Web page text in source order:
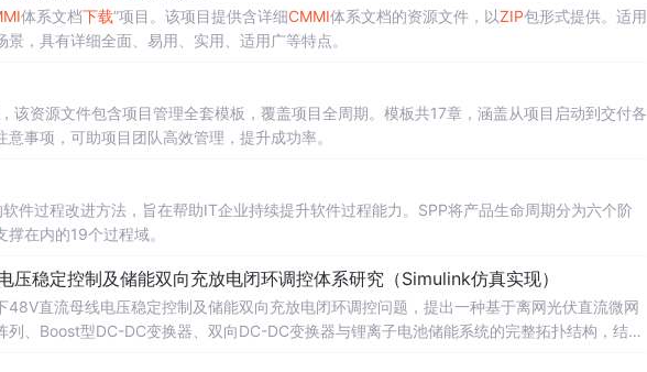
体系文档下载”项目。该项目提供含详细CMMI体系文档的资源文件，以ZIP包形式提供。适用
景，具有详细全面、易用、实用、适用广等特点。
该资源文件包含项目管理全套模板，覆盖项目全周期。模板共17章，涵盖从项目启动到交付各
事项，可助项目团队高效管理，提升成功率。
软件过程改进方法，旨在帮助IT企业持续提升软件过程能力。SPP将产品生命周期分为六个阶
在内的19个过程域。
稳定控制及储能双向充放电闭环调控体系研究（Simulink仿真实现）
直流母线电压稳定控制及储能双向充放电闭环调控问题，提出一种基于离网光伏直流微网
、Boost型DC-DC变换器、双向DC-DC变换器与锂离子电池储能系统的完整拓扑结构，结合